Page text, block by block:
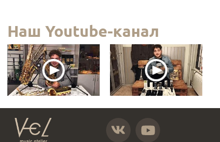
Наш Youtube-канал